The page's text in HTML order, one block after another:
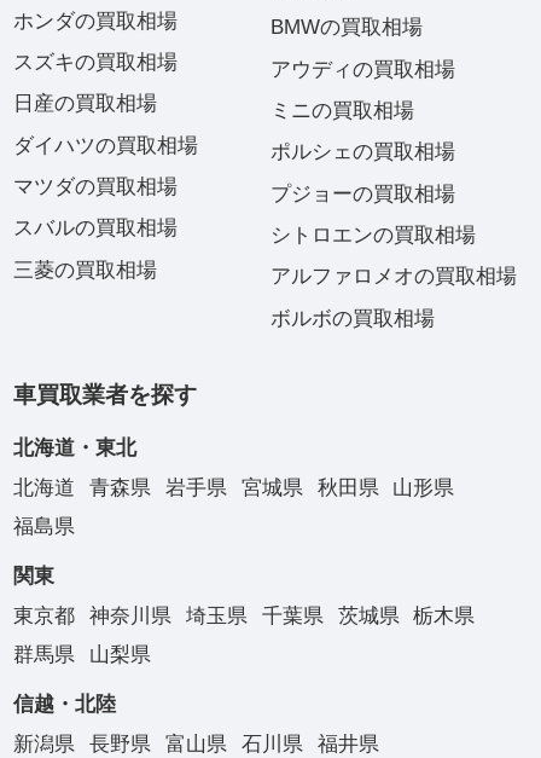
ホンダの買取相場
スズキの買取相場
日産の買取相場
ダイハツの買取相場
マツダの買取相場
スバルの買取相場
三菱の買取相場
BMWの買取相場
アウディの買取相場
ミニの買取相場
ポルシェの買取相場
プジョーの買取相場
シトロエンの買取相場
アルファロメオの買取相場
ボルボの買取相場
車買取業者を探す
北海道・東北
北海道
青森県 岩手県 宮城県 秋田県
山形県
福島県
関東
東京都
神奈川県 埼玉県 千葉県 茨城県
栃木県
群馬県
山梨県
信越・北陸
新潟県
長野県 富山県 石川県 福井県